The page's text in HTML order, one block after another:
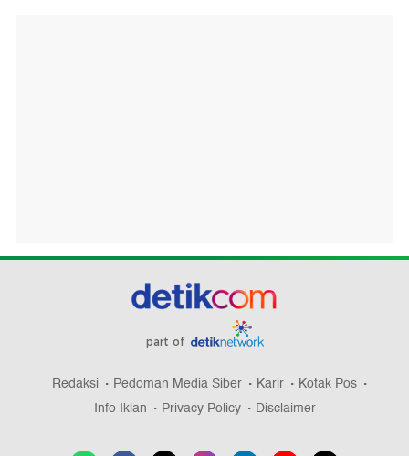
part of
Redaksi Pedoman Media Siber Karir
Kotak Pos
Info Iklan
Privacy Policy Disclaimer